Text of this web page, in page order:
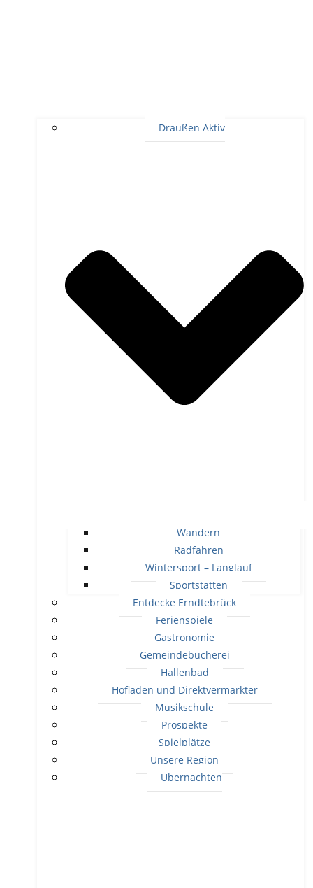
Draußen Aktiv
Wandern
Radfahren
Wintersport – Langlauf
Sportstätten
Entdecke Erndtebrück
Ferienspiele
Gastronomie
Gemeindebücherei
Hallenbad
Hofläden und Direktvermarkter
Musikschule
Prospekte
Spielplätze
Unsere Region
Übernachten